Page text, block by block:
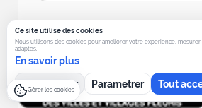
Ce site utilise des cookies
Nous utilisons des cookies pour ameliorer votre experience,
adaptes.
En savoir plus
Tout refuser Parametrer Tout
Gérer les cookies